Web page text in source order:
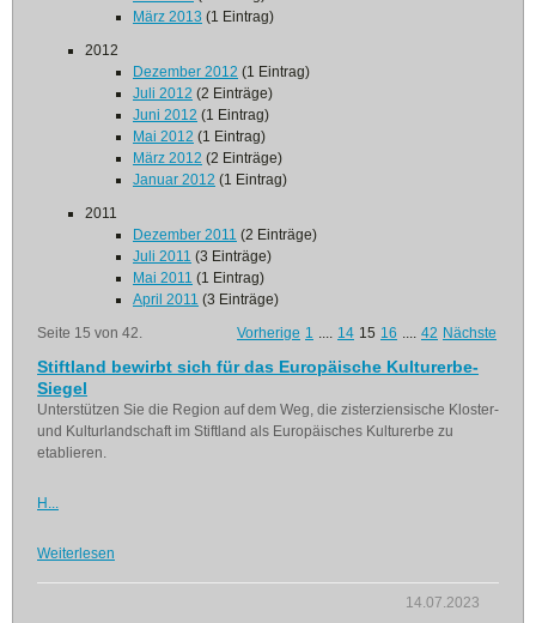
März 2013 (1 Eintrag)
2012
Dezember 2012 (1 Eintrag)
Juli 2012 (2 Einträge)
Juni 2012 (1 Eintrag)
Mai 2012 (1 Eintrag)
März 2012 (2 Einträge)
Januar 2012 (1 Eintrag)
2011
Dezember 2011 (2 Einträge)
Juli 2011 (3 Einträge)
Mai 2011 (1 Eintrag)
April 2011 (3 Einträge)
Seite 15 von 42.
Vorherige 1 .... 14 15 16 .... 42 Nächste
Stiftland bewirbt sich für das Europäische Kulturerbe-
Siegel
Unterstützen Sie die Region auf dem Weg, die zisterziensische Kloster-
und Kulturlandschaft im Stiftland als Europäisches Kulturerbe zu
etablieren.
H...
Weiterlesen
14.07.2023